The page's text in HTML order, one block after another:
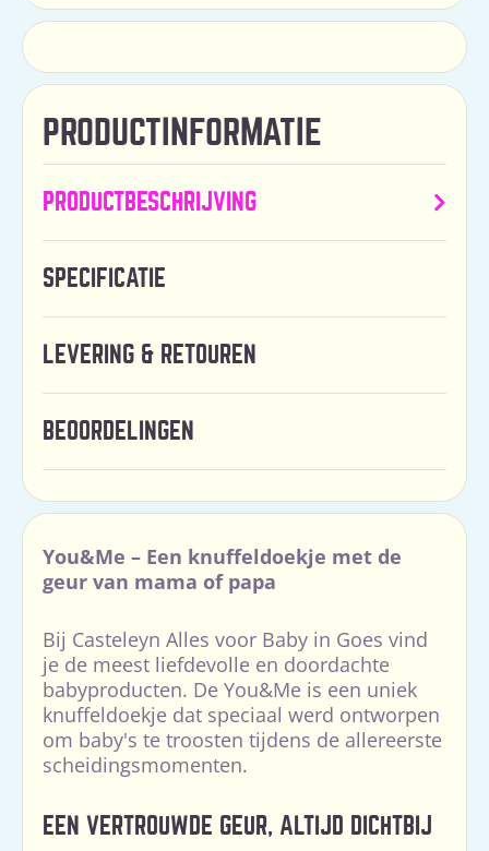
PRODUCTINFORMATIE
PRODUCTBESCHRIJVING
SPECIFICATIE
LEVERING & RETOUREN
BEOORDELINGEN
You&Me – Een knuffeldoekje met de
geur van mama of papa
Bij Casteleyn Alles voor Baby in Goes vind
je de meest liefdevolle en doordachte
babyproducten. De You&Me is een uniek
knuffeldoekje dat speciaal werd ontworpen
om baby's te troosten tijdens de allereerste
scheidingsmomenten.
EEN VERTROUWDE GEUR, ALTIJD DICHTBIJ